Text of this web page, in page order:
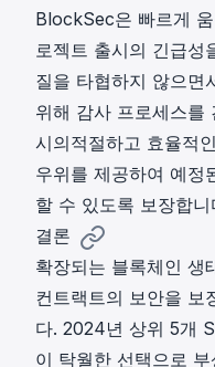
BlockSec은 빠르게
로젝트 출시의 긴급
질을 타협하지 않으면
위해 감사 프로세스를
시의적절하고 효율적
우위를 제공하여 예정
할 수 있도록 보장합니
결론
확장되는 블록체인 생
컨트랙트의 보안을 보
다. 2024년 상위 5개
이 탁월한 선택으로